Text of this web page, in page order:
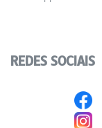
REDES SOCIAIS